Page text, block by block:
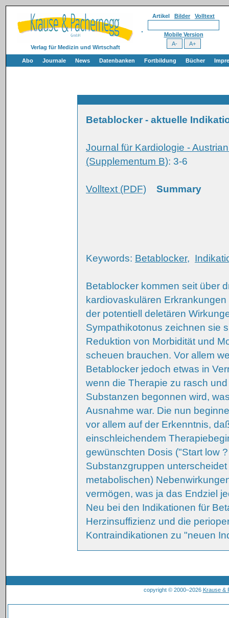
Verlag für Medizin und Wirtschaft
Artikel Bilder Volltext
Mobile Version
Abo Journale News Datenbanken Fortbildung Bücher
Betablocker - aktuelle
Journal für Kardiologie -
(Supplementum B): 3-6
Volltext (PDF) Summary
Keywords: Betablocker,
Betablocker kommen seit über
kardiovaskulären
der potentiell deletären
Sympathikotonus zeichnen sie
Reduktion von Morbidität und
scheuen brauchen. Vor allem
Betablocker jedoch etwas in
wenn die Therapie zu rasch
Substanzen begonnen wird,
Ausnahme war. Die nun
vor allem auf der Erkenntnis,
einschleichendem
gewünschten Dosis ("Start low
Substanzgruppen
metabolischen)
vermögen, was ja das Endziel
Neu bei den Indikationen für
Herzinsuffizienz und die
Kontraindikationen zu "neuen
copyright © 2000–2026 Krause &